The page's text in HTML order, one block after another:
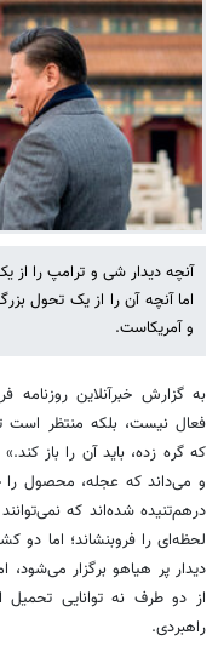
آنچه دیدار شی و ترامپ را
اما آنچه آن را از یک تحول
و آمریکاست.
به گزارش خبرآنلاین
فعال نیست، بلکه منتظر است
که گره‌ زده، باید آن را باز
و می‌داند که عجله، محصول را
درهم‌تنیده شده‌اند که
لحظه‌ای را فروبنشاند؛ اما دو
دیدار پر هیاهو برگزار
از دو طرف نه توانایی تحمیل
راهبردی.